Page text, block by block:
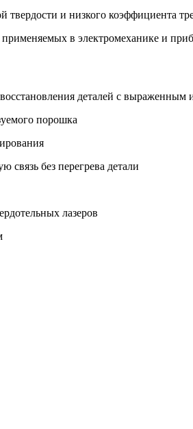
и низкого коэффициента
в электромеханике и
деталей с выраженным
порошка
без перегрева детали
лазеров